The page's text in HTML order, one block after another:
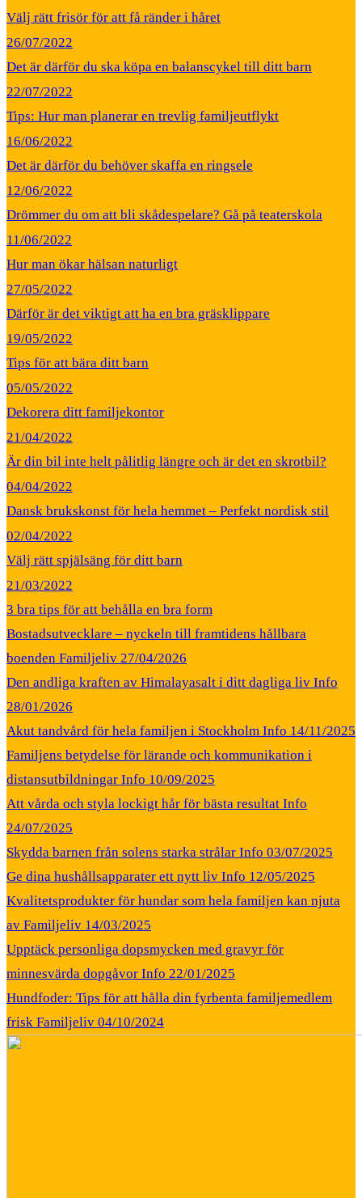
Välj rätt frisör för att få ränder i håret
26/07/2022
Det är därför du ska köpa en balanscykel till ditt barn
22/07/2022
Tips: Hur man planerar en trevlig familjeutflykt
16/06/2022
Det är därför du behöver skaffa en ringsele
12/06/2022
Drömmer du om att bli skådespelare? Gå på teaterskola
11/06/2022
Hur man ökar hälsan naturligt
27/05/2022
Därför är det viktigt att ha en bra gräsklippare
19/05/2022
Tips för att bära ditt barn
05/05/2022
Dekorera ditt familjekontor
21/04/2022
Är din bil inte helt pålitlig längre och är det en skrotbil?
04/04/2022
Dansk brukskonst för hela hemmet – Perfekt nordisk stil
02/04/2022
Välj rätt spjälsäng för ditt barn
21/03/2022
3 bra tips för att behålla en bra form
Bostadsutvecklare – nyckeln till framtidens hållbara
boenden Familjeliv 27/04/2026
Den andliga kraften av Himalayasalt i ditt dagliga liv Info
28/01/2026
Akut tandvård för hela familjen i Stockholm Info 14/11/2025
Familjens betydelse för lärande och kommunikation i
distansutbildningar Info 10/09/2025
Att vårda och styla lockigt hår för bästa resultat Info
24/07/2025
Skydda barnen från solens starka strålar Info 03/07/2025
Ge dina hushållsapparater ett nytt liv Info 12/05/2025
Kvalitetsprodukter för hundar som hela familjen kan njuta
av Familjeliv 14/03/2025
Upptäck personliga dopsmycken med gravyr för
minnesvärda dopgåvor Info 22/01/2025
Hundfoder: Tips för att hålla din fyrbenta familjemedlem
frisk Familjeliv 04/10/2024